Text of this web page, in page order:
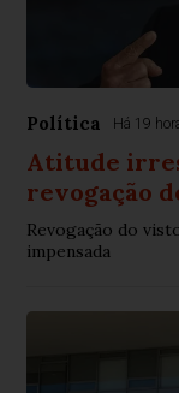
Política Há 19
Atitude
revogação
Revogação do
impensada